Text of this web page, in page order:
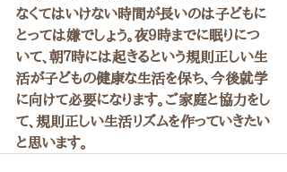
なくてはいけない時間が長いのは子どもに
とっては嫌でしょう。夜９時までに眠りにつ
いて、朝７時には起きるという規則正しい生
活が子どもの健康な生活を保ち、今後就学
に向けて必要になります。ご家庭と協力をし
て、規則正しい生活リズムを作っていきたい
と思います。